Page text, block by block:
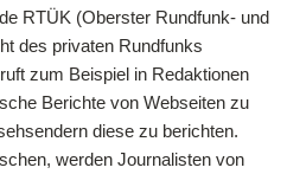
RTÜK (Oberster Rundfunk- und
des privaten Rundfunks
zum Beispiel in Redaktionen
Berichte von Webseiten zu
diese zu berichten.
werden Journalisten von